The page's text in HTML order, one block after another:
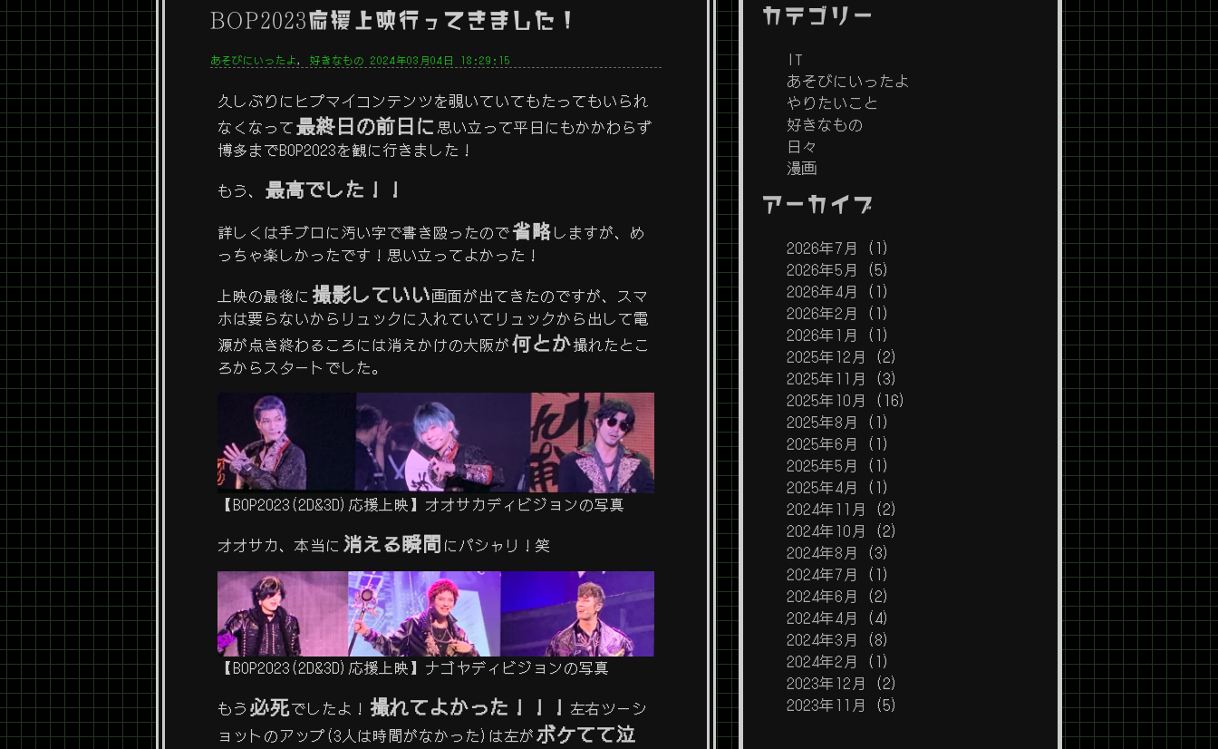
BOP2023応援上映行ってきました！
あそびにいったよ, 好きなもの 2024年03月04日 18:29:15
久しぶりにヒプマイコンテンツを覗いていてもたってもいられ
なくなって最終日の前日に思い立って平日にもかかわらず
博多までBOP2023を観に行きました！
もう、 最高でした！！
詳しくは手ブロに汚い字で書き殴ったので省略しますが、め
っちゃ楽しかったです！思い立ってよかった！
上映の最後に 撮影していい画面が出てきたのですが、スマ
ホは要らないからリュックに入れていてリュックから出して電
源が点き終わるころには消えかけの大阪が何とか撮れたとこ
ろからスタートでした。
【BOP2023(2D&3D)応援上映】オオサカディビジョンの写真
オオサカ、本当に 消える瞬間 にパシャリ！笑
【BOP2023(2D&3D)応援上映】ナゴヤディビジョンの写真
もう 必死でしたよ！ 撮れてよかった！！！ 左右ツーシ
ョットのアップ(3人は時間がなかった)は左がボケてて泣
カテゴリー
IT
あそびにいったよ
やりたいこと
好きなもの
日々
漫画
アーカイブ
2026年7月
(1)
2026年5月
(5)
2026年4月
(1)
2026年2月
(1)
2026年1月
(1)
2025年12月
(2)
2025年11月
(3)
2025年10月
(16)
2025年8月
(1)
2025年6月
(1)
2025年5月
(1)
2025年4月
(1)
2024年11月
(2)
2024年10月
(2)
2024年8月
(3)
2024年7月
(1)
2024年6月
(2)
2024年4月
(4)
2024年3月
(8)
2024年2月
(1)
2023年12月
(2)
2023年11月
(5)